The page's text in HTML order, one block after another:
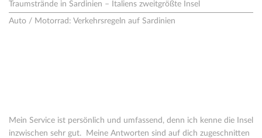
Traumstrände in Sardinien – Italiens zweitgrößte Insel
Auto / Motorrad: Verkehrsregeln auf Sardinien
Mein Service ist persönlich und umfassend, denn ich kenne die Insel
inzwischen sehr gut. Meine Antworten sind auf dich zugeschnitten